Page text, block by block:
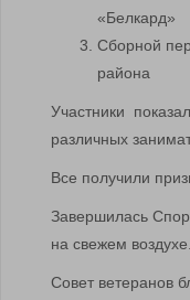
«Белкард»
Сборной
района
Участники
различных
Все получили
Завершилась
на свежем воздухе.
Совет ветеранов